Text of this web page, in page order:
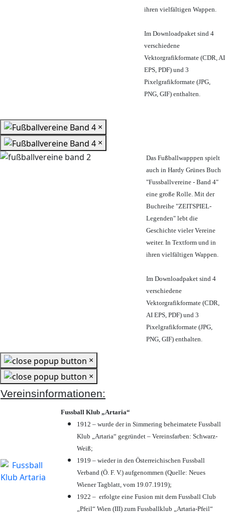
ihren vielfältigen Wappen.
Im Downloadpaket sind 4
verschiedene
Vektorgrafikformate (CDR, AI
EPS, PDF) und 3
Pixelgrafikformate (JPG,
PNG, GIF) enthalten.
×
×
Das Fußballwapppen spielt
auch in Hardy Grünes Buch
"Fussballvereine - Band 4"
eine große Rolle. Mit der
Buchreihe "ZEITSPIEL-
Legenden" lebt die
Geschichte vieler Vereine
weiter. In Textform und in
ihren vielfältigen Wappen.
Im Downloadpaket sind 4
verschiedene
Vektorgrafikformate (CDR,
AI EPS, PDF) und 3
Pixelgrafikformate (JPG,
PNG, GIF) enthalten.
×
×
Vereinsinformationen:
Fussball Klub „Artaria“
1912 – wurde der in Simmering beheimatete Fussball
Klub „Artaria“ gegründet – Vereinsfarben: Schwarz-
Weiß;
1919 – wieder in den Österreichischen Fussball
Verband (Ö. F. V.) aufgenommen (Quelle: Neues
Wiener Tagblatt, vom 19.07.1919);
1922 – erfolgte eine Fusion mit dem Fussball Club
„Pfeil“ Wien (III) zum Fussballklub „Artaria-Pfeil“